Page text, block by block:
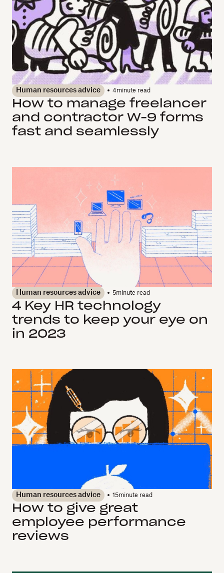
Human resources advice 4minute read
How to manage freelancer
and contractor W-9 forms
fast and seamlessly
Human resources advice 5minute read
4 Key HR technology
trends to keep your eye on
in 2023
Human resources advice 15minute read
How to give great
employee performance
reviews